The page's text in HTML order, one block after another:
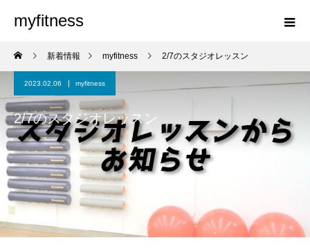
myfitness
新着情報 myfitness 2/7のスタジオレッスン
2023.02.06 myfitness
2/7のスタジオレッスン